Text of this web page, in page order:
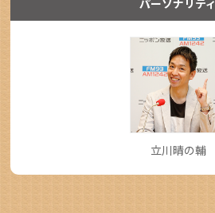
立川晴の輔